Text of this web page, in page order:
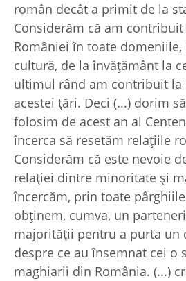
român decât a primit de la
Considerăm că am
României în toate domeniile,
cultură, de la învăţământ la
ultimul rând am contribuit la
acestei ţări. Deci (...) dorim
folosim de acest an al
încerca să resetăm relaţiile
Considerăm că este nevoie
relaţiei dintre minoritate şi
încercăm, prin toate
obţinem, cumva, un
majorităţii pentru a purta un
despre ce au însemnat cei o
maghiarii din România. (...)